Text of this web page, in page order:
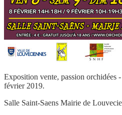
Exposition vente, passion orchidées
février 2019.
Salle Saint-Saens Mairie de